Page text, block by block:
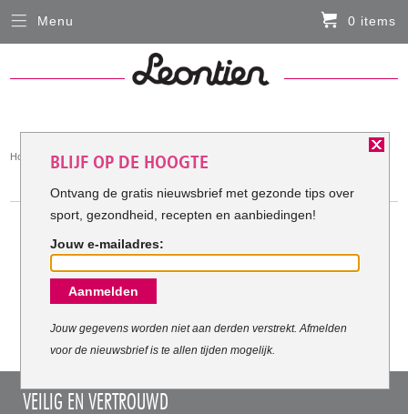
You
Home Hardloopkleding
HARDLOOPKLEDING
Meest verkochte Hardloopkleding:
Menu 0 items
VEILIG EN VERTROUWD
Sluiten
FIETSKLEDING
SERVICE
Inloggen
Contact- en adresgegevens
Levertijd, retourneren, ruilen
BLIJF OP DE HOOGTE
Ontvang de gratis nieuwsbrief met gezonde tips over
sport, gezondheid, recepten en aanbiedingen!
Jouw e-mailadres:
Aanmelden
Jouw gegevens worden niet aan derden verstrekt. Afmelden
voor de nieuwsbrief is te allen tijden mogelijk.